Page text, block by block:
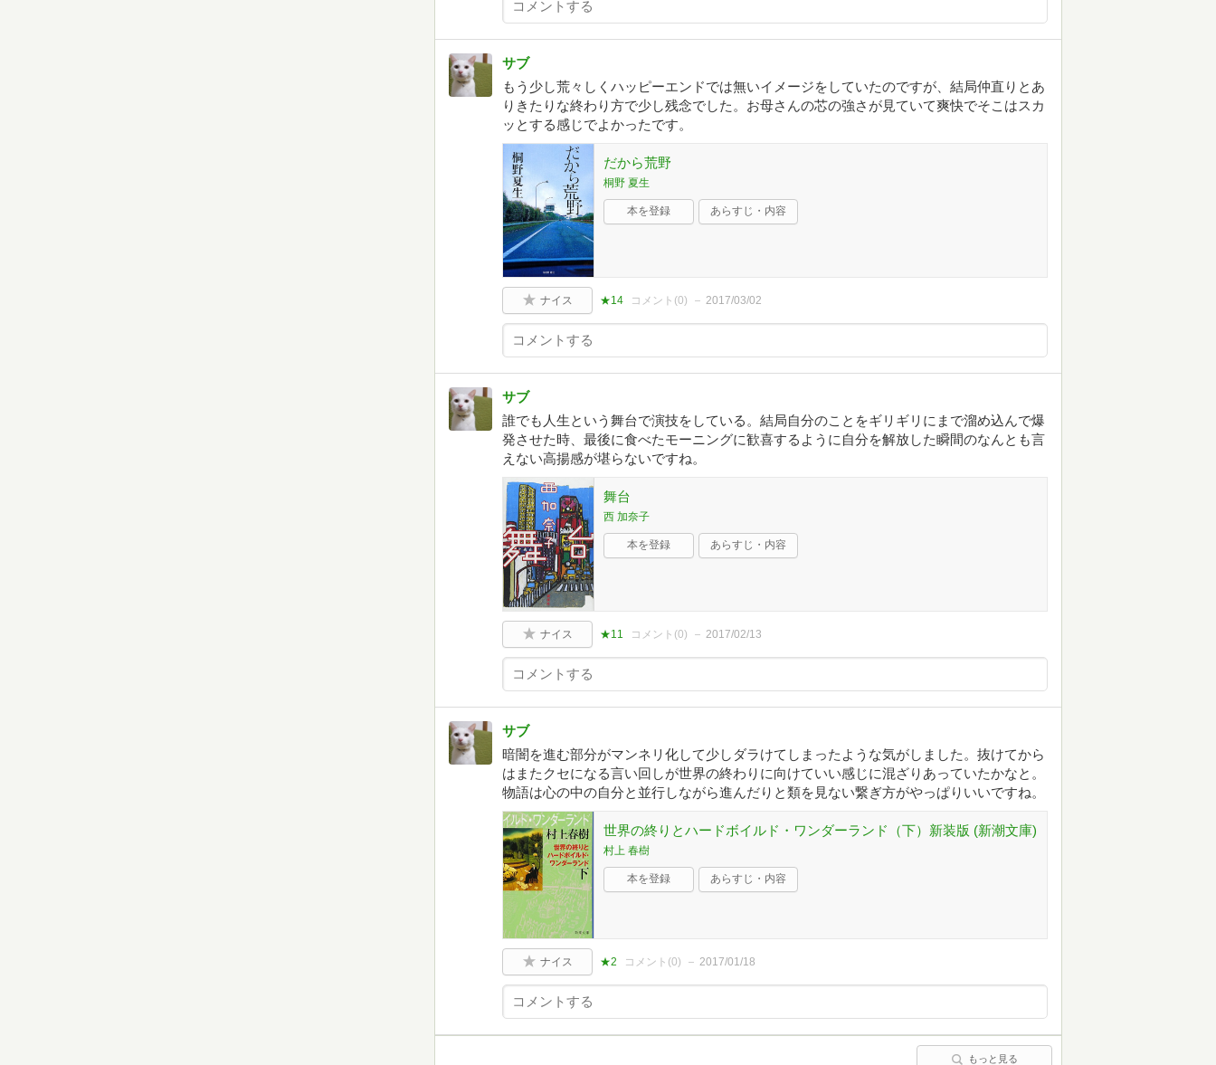
サブ
もう少し荒々しくハッピーエンドでは無いイメージをしていたのですが、結局仲直りとあ
りきたりな終わり方で少し残念でした。お母さんの芯の強さが見ていて爽快でそこはスカ
ッとする感じでよかったです。
だから荒野
桐野 夏生
本を登録 あらすじ・内容
ナイス ★14 コメント(0) 2017/03/02
サブ
誰でも人生という舞台で演技をしている。結局自分のことをギリギリにまで溜め込んで爆
発させた時、最後に食べたモーニングに歓喜するように自分を解放した瞬間のなんとも言
えない高揚感が堪らないですね。
舞台
西 加奈子
本を登録 あらすじ・内容
ナイス ★11 コメント(0) 2017/02/13
サブ
暗闇を進む部分がマンネリ化して少しダラけてしまったような気がしました。抜けてから
はまたクセになる言い回しが世界の終わりに向けていい感じに混ざりあっていたかなと。
物語は心の中の自分と並行しながら進んだりと類を見ない繋ぎ方がやっぱりいいですね。
世界の終りとハードボイルド・ワンダーランド（下）新装版 (新潮文庫)
村上 春樹
本を登録 あらすじ・内容
ナイス ★2 コメント(0) 2017/01/18
もっと見る